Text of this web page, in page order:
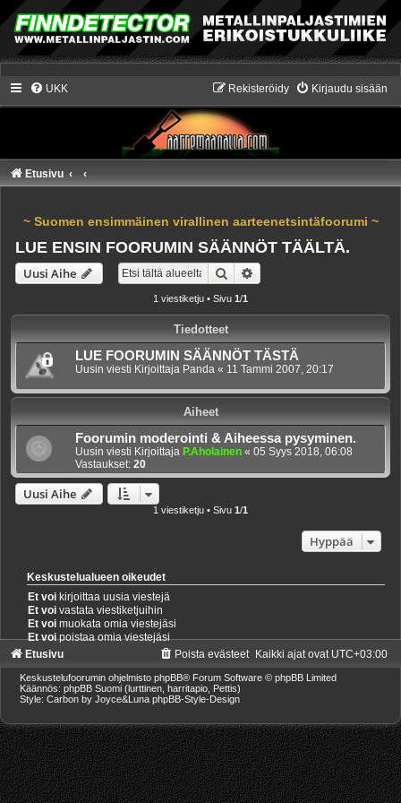
UKK Kirjaudu sisään
Rekisteröidy
Etusivu
~ Suomen ensimmäinen virallinen aarteenetsintäfoorumi ~
LUE ENSIN FOORUMIN SÄÄNNÖT TÄÄLTÄ.
Uusi Aihe Etsi
1 viestiketju • Sivu 1/1
Tiedotteet
LUE FOORUMIN SÄÄNNÖT TÄSTÄ
Uusin viesti Kirjoittaja Panda « 11 Tammi 2007, 20:17
Aiheet
Foorumin moderointi & Aiheessa pysyminen.
Uusin viesti Kirjoittaja P.Aholainen « 05 Syys 2018, 06:08
Vastaukset: 20
Uusi Aihe
1 viestiketju • Sivu 1/1
Hyppää
Keskustelualueen oikeudet
Et voi kirjoittaa uusia viestejä
Et voi vastata viestiketjuihin
Et voi muokata omia viestejäsi
Et voipoistaa omia viestejäsi
Etusivu
Kaikki ajat ovat UTC+03:00
Poista evästeet
Keskustelufoorumin ohjelmisto phpBB® Forum Software © phpBB Limited
Käännös: phpBB Suomi (lurttinen, harritapio, Pettis)
Style: Carbon by Joyce&Luna phpBB-Style-Design